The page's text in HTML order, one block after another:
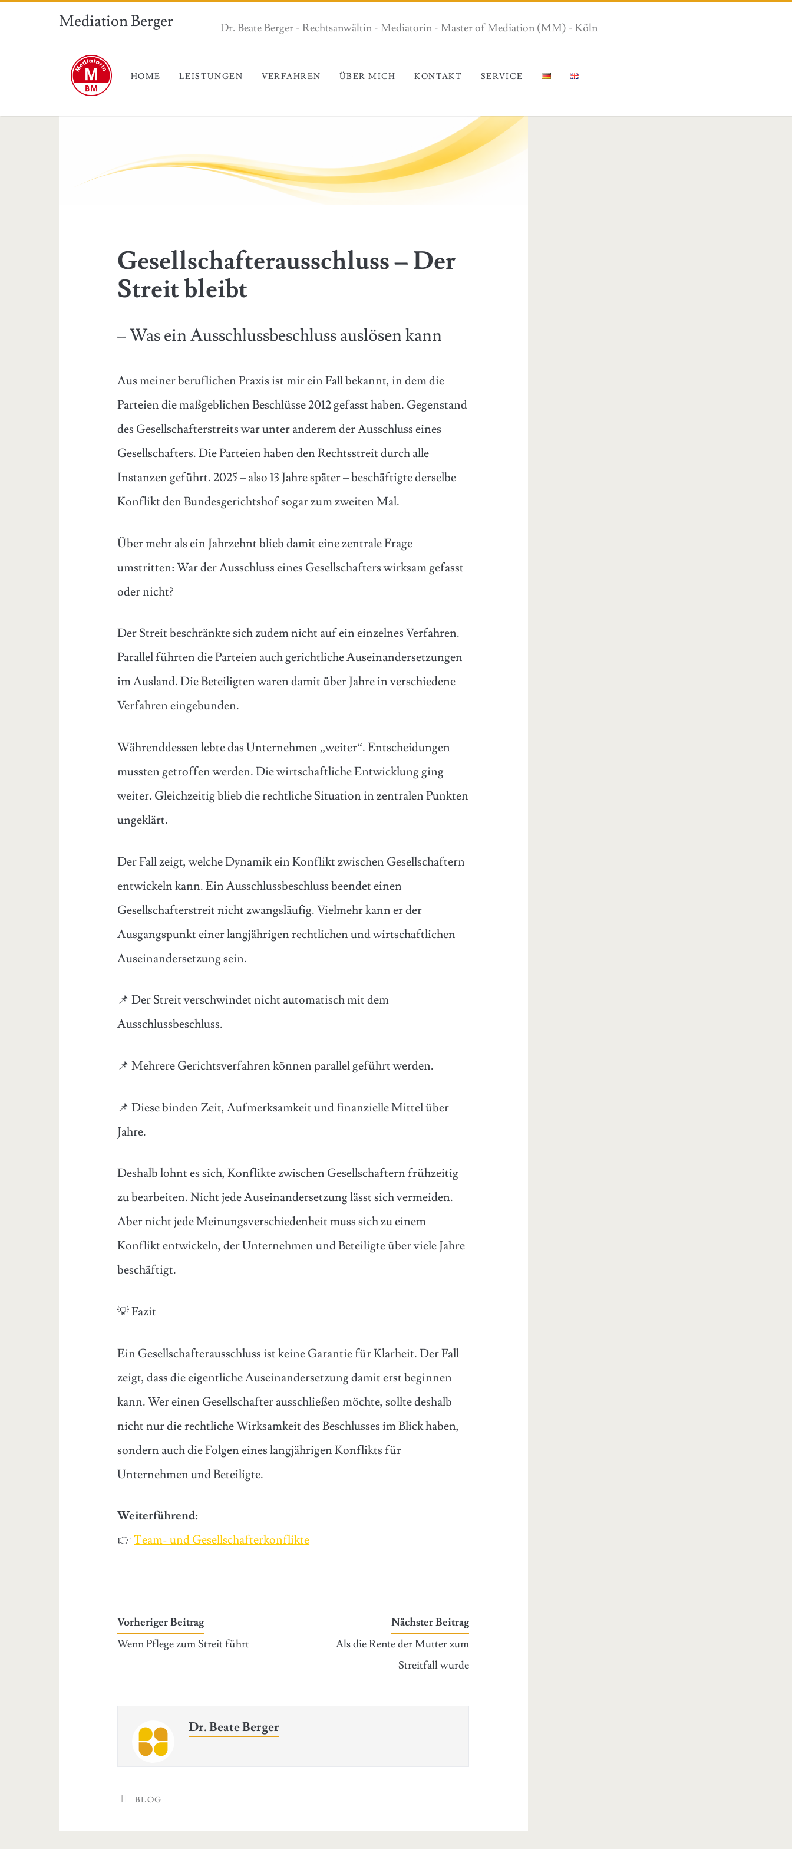
Mediation Berger Dr. Beate Berger - Rechtsanwältin - Mediatorin - Master of Mediation (MM) - Köln
HOME LEISTUNGEN VERFAHREN ÜBER MICH KONTAKT SERVICE
START> BLOG>GESELLSCHAFTERAUSSCHLUSS – DER STREIT BLEIBT
Gesellschafterausschluss – Der
Streit bleibt
– Was ein Ausschlussbeschluss auslösen kann
Aus meiner beruflichen Praxis ist mir ein Fall bekannt, in dem die
Parteien die maßgeblichen Beschlüsse 2012 gefasst haben. Gegenstand
des Gesellschafterstreits war unter anderem der Ausschluss eines
Gesellschafters. Die Parteien haben den Rechtsstreit durch alle
Instanzen geführt. 2025 – also 13 Jahre später – beschäftigte derselbe
Konflikt den Bundesgerichtshof sogar zum zweiten Mal.
Über mehr als ein Jahrzehnt blieb damit eine zentrale Frage
umstritten: War der Ausschluss eines Gesellschafters wirksam gefasst
oder nicht?
Der Streit beschränkte sich zudem nicht auf ein einzelnes Verfahren.
Parallel führten die Parteien auch gerichtliche Auseinandersetzungen
im Ausland. Die Beteiligten waren damit über Jahre in verschiedene
Verfahren eingebunden.
Währenddessen lebte das Unternehmen „weiter“. Entscheidungen
mussten getroffen werden. Die wirtschaftliche Entwicklung ging
weiter. Gleichzeitig blieb die rechtliche Situation in zentralen Punkten
ungeklärt.
Der Fall zeigt, welche Dynamik ein Konflikt zwischen Gesellschaftern
entwickeln kann. Ein Ausschlussbeschluss beendet einen
Gesellschafterstreit nicht zwangsläufig. Vielmehr kann er der
Ausgangspunkt einer langjährigen rechtlichen und wirtschaftlichen
Auseinandersetzung sein.
📌 Der Streit verschwindet nicht automatisch mit dem
Ausschlussbeschluss.
📌 Mehrere Gerichtsverfahren können parallel geführt werden.
📌 Diese binden Zeit, Aufmerksamkeit und finanzielle Mittel über
Jahre.
Deshalb lohnt es sich, Konflikte zwischen Gesellschaftern frühzeitig
zu bearbeiten. Nicht jede Auseinandersetzung lässt sich vermeiden.
Aber nicht jede Meinungsverschiedenheit muss sich zu einem
Konflikt entwickeln, der Unternehmen und Beteiligte über viele Jahre
beschäftigt.
💡 Fazit
Ein Gesellschafterausschluss ist keine Garantie für Klarheit. Der Fall
zeigt, dass die eigentliche Auseinandersetzung damit erst beginnen
kann. Wer einen Gesellschafter ausschließen möchte, sollte deshalb
nicht nur die rechtliche Wirksamkeit des Beschlusses im Blick haben,
sondern auch die Folgen eines langjährigen Konflikts für
Unternehmen und Beteiligte.
Weiterführend:
👉Team- und Gesellschafterkonflikte
Vorheriger Beitrag
Wenn Pflege zum Streit führt
Nächster Beitrag
Als die Rente der Mutter zum
Streitfall wurde
Dr. Beate Berger
BLOG